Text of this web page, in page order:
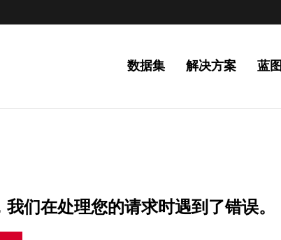
数据集 解决方案 蓝图
我们在处理您的请求时遇到了错误。